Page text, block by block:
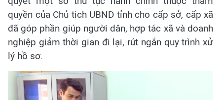
quyền của Chủ tịch UBND tỉnh cho cấp sở, cấp xã
đã góp phần giúp người dân, hợp tác xã và doanh
nghiệp giảm thời gian đi lại, rút ngắn quy trình xử
lý hồ sơ.